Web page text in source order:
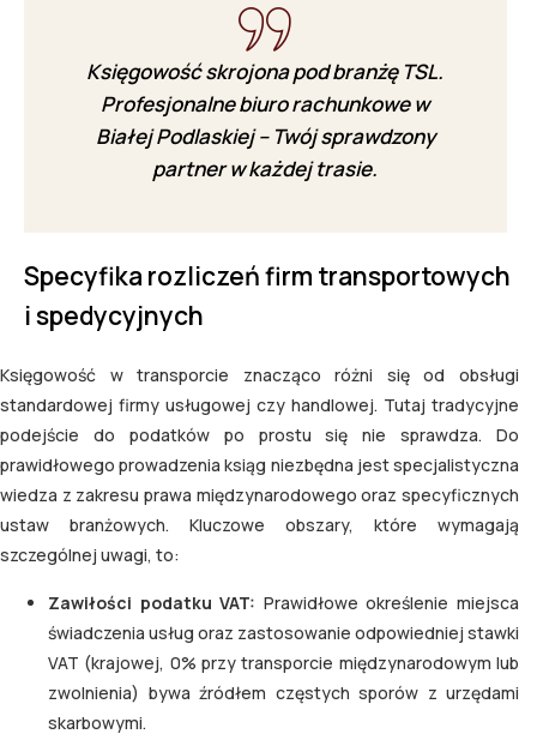
Księgowość skrojona pod branżę TSL.
Profesjonalne biuro rachunkowe w
Białej Podlaskiej – Twój sprawdzony
partner w każdej trasie.
Specyfika rozliczeń firm transportowych
i spedycyjnych
Księgowość w transporcie znacząco różni się od obsługi
standardowej firmy usługowej czy handlowej. Tutaj tradycyjne
podejście do podatków po prostu się nie sprawdza. Do
prawidłowego prowadzenia ksiąg niezbędna jest specjalistyczna
wiedza z zakresu prawa międzynarodowego oraz specyficznych
ustaw branżowych. Kluczowe obszary, które wymagają
szczególnej uwagi, to:
Zawiłości podatku VAT: Prawidłowe określenie miejsca
świadczenia usług oraz zastosowanie odpowiedniej stawki
VAT (krajowej, 0% przy transporcie międzynarodowym lub
zwolnienia) bywa źródłem częstych sporów z urzędami
skarbowymi.